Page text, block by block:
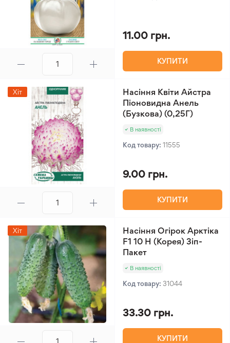
11.00 грн.
КУПИТИ
Хіт
Насіння Квіти Айстра
Піоновидна Анель
(Бузкова) (0,25Г)
В наявності
Код товару: 11555
9.00 грн.
КУПИТИ
Хіт
Насіння Огірок Арктіка
F1 10 Н (Корея) Зіп-
Пакет
В наявності
Код товару: 31044
33.30 грн.
КУПИТИ